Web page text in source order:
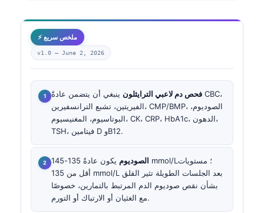
⚡ ملخص سريع
v1.0 — June 2, 2026
فحص دم لاعبي الترايثلون ينبغي أن يتضمن عادةً CBC،
الفيريتين، تشبع الترانسفيرين، CMP/BMP، الصوديوم،
البوتاسيوم، المغنيسيوم، CK، CRP، HbA1c، الدهون،
TSH، فيتامين D وB12.
الصوديوم
يكون عادةً 135-145 mmol/L؛ مستويات
أقل من 135 mmol/L بعد الجلسات الطويلة تثير القلق
بشأن نقص صوديوم الدم المرتبط بالتمارين، خصوصًا
مع الغثيان أو الارتباك أو التورم.